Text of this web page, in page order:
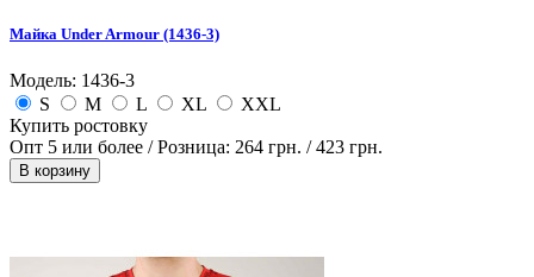
Майка Under Armour (1436-3)
Модель: 1436-3
S
M L XL
XXL
Купить ростовку
Опт 5 или более / Розница: 264 грн. /423 грн.
В корзину